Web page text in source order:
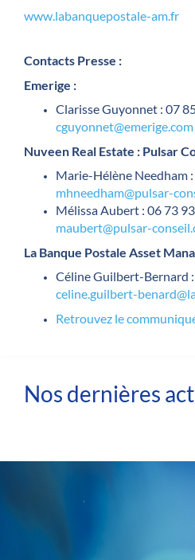
www.labanquepostale-am.fr
Contacts Presse :
Emerige :
Clarisse Guyonnet : 07
cguyonnet@emerige.com
Nuveen Real Estate : Pulsar
Marie-Hélène Needham
mhneedham@pulsar-
Mélissa Aubert : 06 73
maubert@pulsar-
La Banque Postale Asset
Céline Guilbert-Bernard
celine.guilbert-
Retrouvez le
Nos dernières